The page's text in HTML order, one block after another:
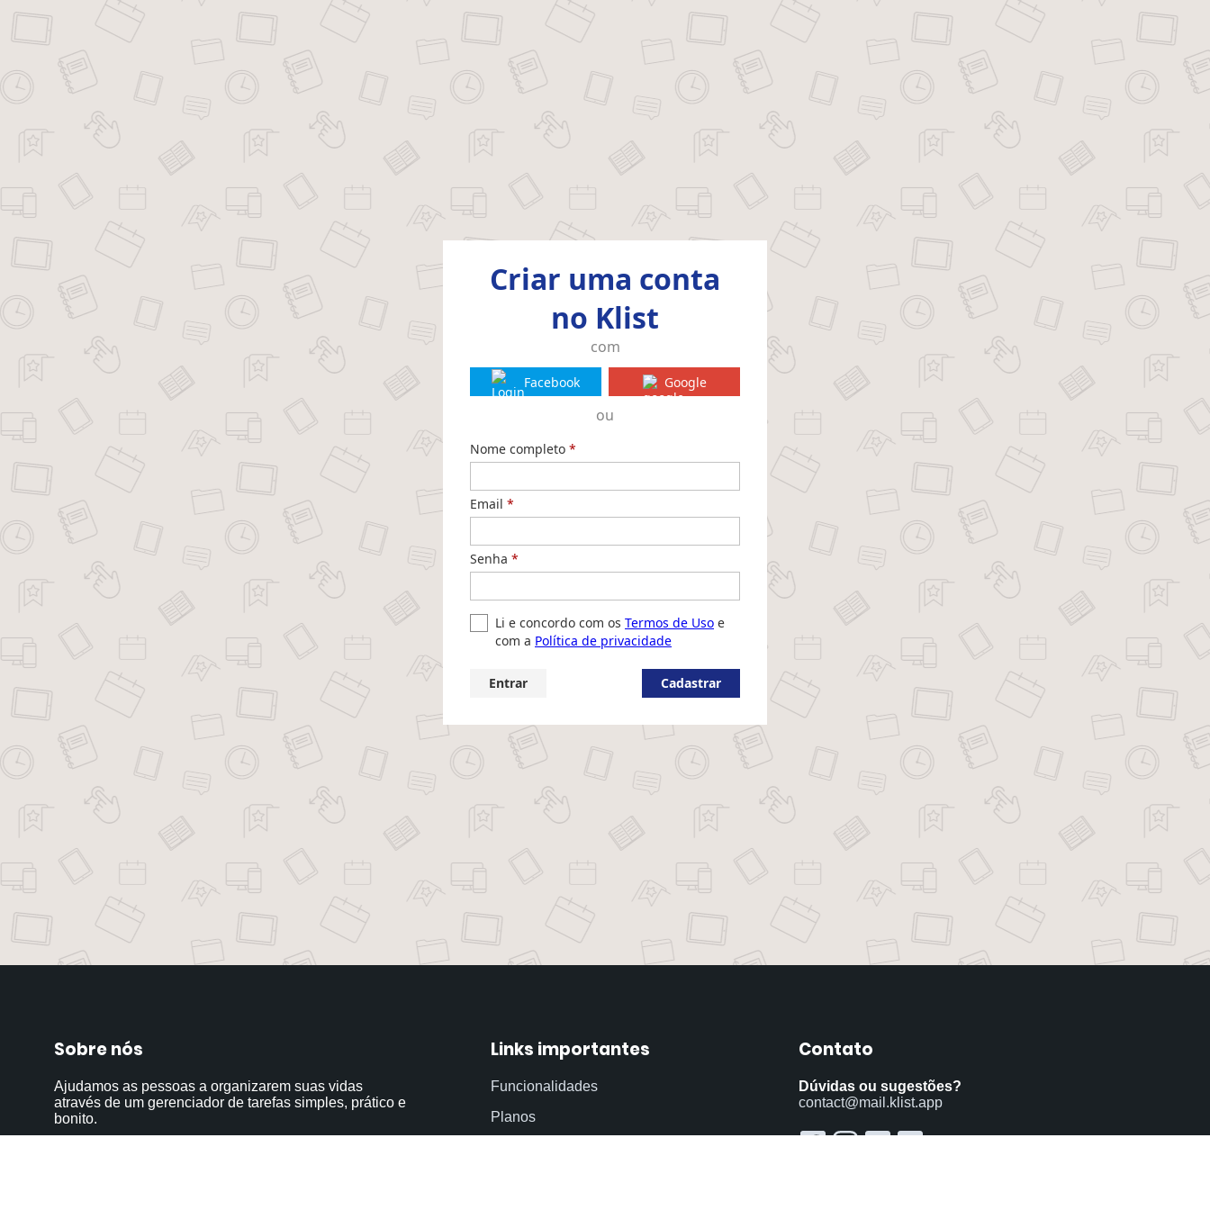
Criar uma conta
no Klist
com
Facebook Google
ou
Nome completo
Email
Senha
Li e concordo com os Termos de Uso e
com a Política de privacidade
Entrar Cadastrar
Sobre nós
Ajudamos as pessoas a organizarem suas vidas
através de um gerenciador de tarefas simples, prático e
bonito.
Links importantes
Funcionalidades
Planos
Contato
Dúvidas ou sugestões?
contact@mail.klist.app